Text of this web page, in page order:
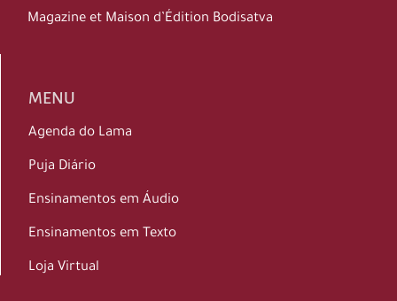
Magazine et Maison d’Édition Bodisatva
MENU
Agenda do Lama
Puja Diário
Ensinamentos em Áudio
Ensinamentos em Texto
Loja Virtual